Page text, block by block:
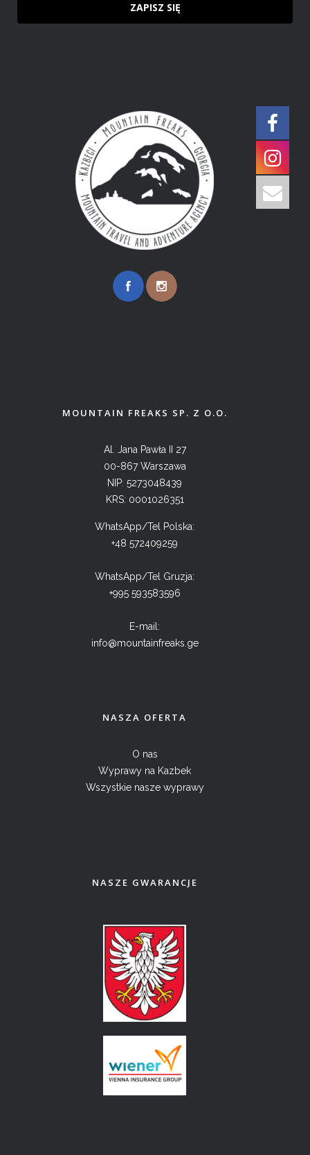
ZAPISZ SIĘ
MOUNTAIN FREAKS SP. Z O.O.
Al. Jana Pawła II 27
00-867 Warszawa
NIP: 5273048439
KRS: 0001026351
WhatsApp/Tel Polska:
+48 572409259
WhatsApp/Tel Gruzja:
+995 593583596
E-mail:
info@mountainfreaks.ge
NASZA OFERTA
O nas
Wyprawy na Kazbek
Wszystkie nasze wyprawy
NASZE GWARANCJE